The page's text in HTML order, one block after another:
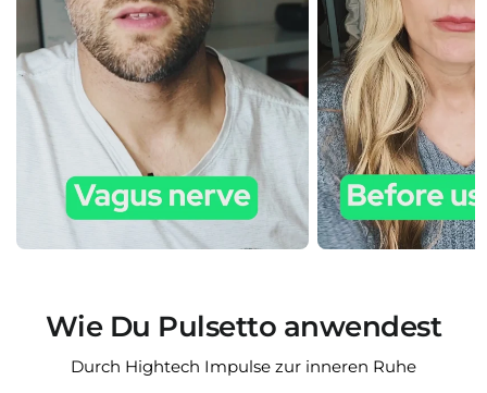
Wie Du Pulsetto anwendest
Durch Hightech Impulse zur inneren Ruhe